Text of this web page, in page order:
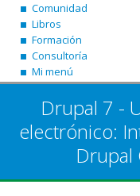
Comunidad
Libros
Formación
Consultoría
Mi menú
Drupal 7 -
electrónico:
Drupal